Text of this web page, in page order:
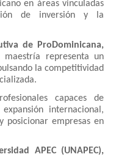
en áreas vinculadas
de inversión y la
de ProDominicana,
maestría representa un
la competitividad
capaces de
internacional,
posicionar empresas en
APEC (UNAPEC),